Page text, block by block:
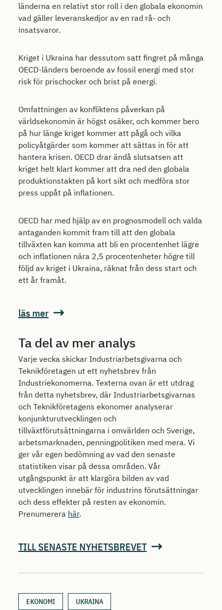
länderna en relativt stor roll i den globala ekonomin
vad gäller leveranskedjor av en rad rå- och
insatsvaror.
Kriget i Ukraina har dessutom satt fingret på många
OECD-länders beroende av fossil energi med stor
risk för prischocker och brist på energi.
Omfattningen av konfliktens påverkan på
världsekonomin är högst osäker, och kommer bero
på hur länge kriget kommer att pågå och vilka
policyåtgärder som kommer att sättas in för att
hantera krisen. OECD drar ändå slutsatsen att
kriget helt klart kommer att dra ned den globala
produktionstakten på kort sikt och medföra stor
press uppåt på inflationen.
OECD har med hjälp av en prognosmodell och valda
antaganden kommit fram till att den globala
tillväxten kan komma att bli en procentenhet lägre
och inflationen nära 2,5 procentenheter högre till
följd av kriget i Ukraina, räknat från dess start och
ett år framåt.
läs mer
Ta del av mer analys
Varje vecka skickar Industriarbetsgivarna och
Teknikföretagen ut ett nyhetsbrev från
Industriekonomerna. Texterna ovan är ett utdrag
från detta nyhetsbrev, där Industriarbetsgivarnas
och Teknikföretagens ekonomer analyserar
konjunkturutvecklingen och
tillväxtförutsättningarna i omvärlden och Sverige,
arbetsmarknaden, penningpolitiken med mera. Vi
ger vår egen bedömning av vad den senaste
statistiken visar på dessa områden. Vår
utgångspunkt är att klargöra bilden av vad
utvecklingen innebär för industrins förutsättningar
och dess effekter på resten av ekonomin.
Prenumerera här.
TILL SENASTE NYHETSBREVET
EKONOMI UKRAINA